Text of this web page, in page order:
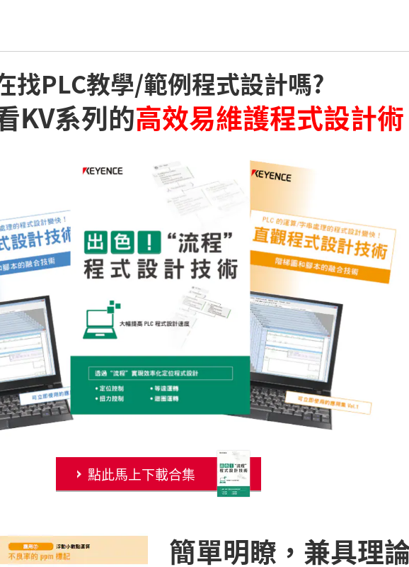
找PLC教學/範例程式設計嗎?
KV系列的高效易維護程式設計術
點此馬上下載合集
簡單明瞭，兼具理